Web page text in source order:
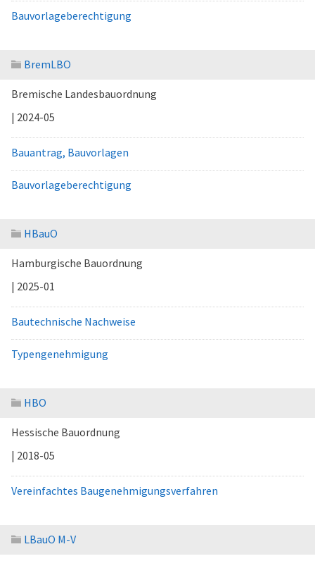
Bauvorlageberechtigung
BremLBO
Bremische Landesbauordnung
| 2024-05
Bauantrag, Bauvorlagen
Bauvorlageberechtigung
HBauO
Hamburgische Bauordnung
| 2025-01
Bautechnische Nachweise
Typengenehmigung
HBO
Hessische Bauordnung
| 2018-05
Vereinfachtes Baugenehmigungsverfahren
LBauO M-V